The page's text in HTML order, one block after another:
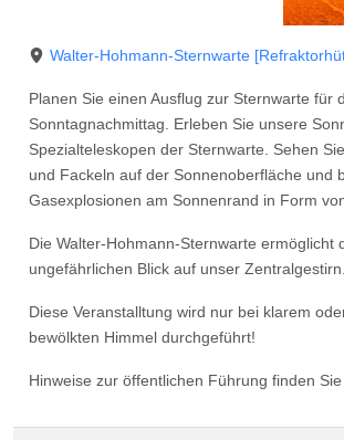
Walter-Hohmann-Sternwarte
Planen Sie einen Ausflug zur Sternwarte für
Sonntagnachmittag. Erleben Sie unsere
Spezialteleskopen der Sternwarte. Sehen
und Fackeln auf der Sonnenoberfläche und
Gasexplosionen am Sonnenrand in Form
Die Walter-Hohmann-Sternwarte ermöglicht
ungefährlichen Blick auf unser Zentralgestirn.
Diese Veranstalltung wird nur bei klarem
bewölkten Himmel durchgeführt!
Hinweise zur öffentlichen Führung finden Sie